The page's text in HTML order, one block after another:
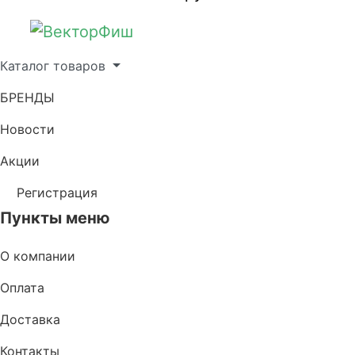
Каталог товаров
БРЕНДЫ
Новости
Акции
Регистрация
Пункты меню
О компании
Оплата
Доставка
Контакты